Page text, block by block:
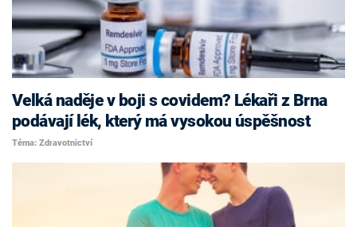
Velká naděje v boji s covidem? Lékaři z Brna
podávají lék, který má vysokou úspěšnost
Téma: Zdravotnictví